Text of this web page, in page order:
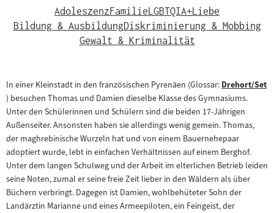
AdoleszenzFamilie LGBTQIA+ Liebe
Bildung & AusbildungDiskriminierung & Mobbing
Gewalt & Kriminalität
In einer Kleinstadt in den französischen Pyrenäen (Glossar:Zum
Inhalt:
Drehort/Set
) besuchen Thomas und Damien dieselbe Klasse des Gymnasiums.
Unter den Schülerinnen und Schülern sind die beiden 17-Jährigen
Außenseiter. Ansonsten haben sie allerdings wenig gemein. Thomas,
der maghrebinische Wurzeln hat und von einem Bauernehepaar
adoptiert wurde, lebt in einfachen Verhältnissen auf einem Berghof.
Unter dem langen Schulweg und der Arbeit im elterlichen Betrieb leiden
seine Noten, zumal er seine freie Zeit lieber in den Wäldern als über
Büchern verbringt. Dagegen ist Damien, wohlbehüteter Sohn der
Landärztin Marianne und eines Armeepiloten, ein Feingeist, der